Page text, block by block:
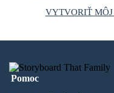
VYTVORIŤ
Pomoc